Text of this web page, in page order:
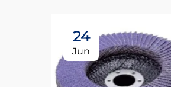
24
Jun